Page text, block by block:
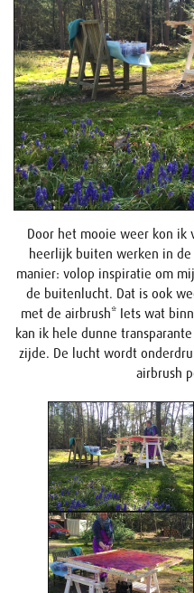
Door het mooie weer kon ik
heerlijk buiten werken in
manier: volop inspiratie om
de buitenlucht. Dat is ook
met de airbrush* Iets wat
kan ik hele dunne
zijde. De lucht wordt
airbrush